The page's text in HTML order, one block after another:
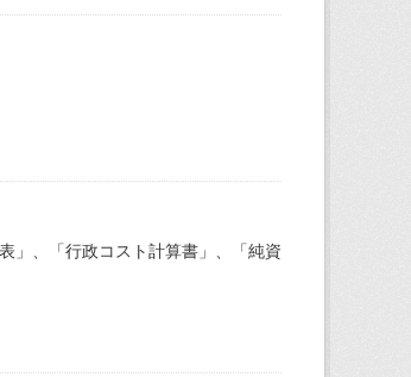
」、「行政コスト計算書」、「純資